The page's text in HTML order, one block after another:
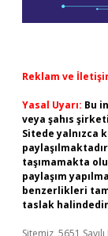
Reklam ve
Yasal Uyarı: Bu
veya şahıs
Sitede yalnızca
taşımamakta
paylaşım
benzerlikleri
taslak
Sitemiz, 5651